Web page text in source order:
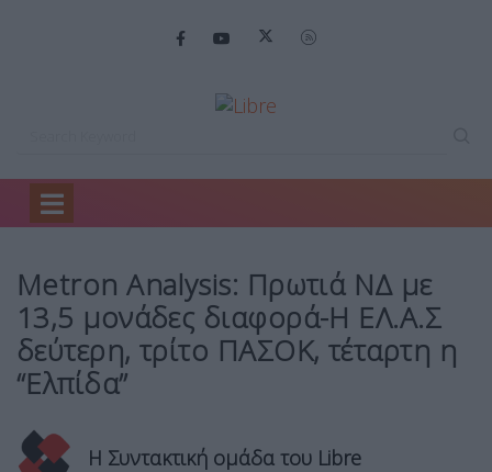
Home
Metron Analysis: Πρωτιά ΝΔ με
13,5 μονάδες διαφορά-Η ΕΛ.Α.Σ
δεύτερη, τρίτο ΠΑΣΟΚ, τέταρτη η
“Ελπίδα”
Η Συντακτική ομάδα του Libre